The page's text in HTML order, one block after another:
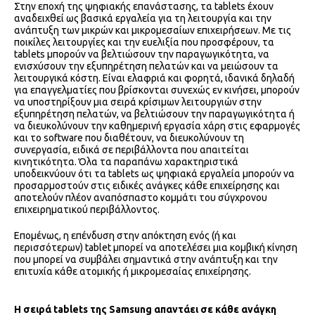
Στην εποχή της ψηφιακής επανάστασης, τα tablets έχουν
αναδειχθεί ως βασικά εργαλεία για τη λειτουργία και την
ανάπτυξη των μικρών και μικρομεσαίων επιχειρήσεων. Με τις
ποικίλες λειτουργίες και την ευελιξία που προσφέρουν, τα
tablets μπορούν να βελτιώσουν την παραγωγικότητα, να
ενισχύσουν την εξυπηρέτηση πελατών και να μειώσουν τα
λειτουργικά κόστη. Είναι ελαφριά και φορητά, ιδανικά δηλαδή
για επαγγελματίες που βρίσκονται συνεχώς εν κινήσει, μπορούν
να υποστηρίξουν μια σειρά κρίσιμων λειτουργιών στην
εξυπηρέτηση πελατών, να βελτιώσουν την παραγωγικότητα ή
να διευκολύνουν την καθημερινή εργασία χάρη στις εφαρμογές
και το software που διαθέτουν, να διευκολύνουν τη
συνεργασία, ειδικά σε περιβάλλοντα που απαιτείται
κινητικότητα. Όλα τα παραπάνω χαρακτηριστικά
υποδεικνύουν ότι τα tablets ως ψηφιακά εργαλεία μπορούν να
προσαρμοστούν στις ειδικές ανάγκες κάθε επιχείρησης και
αποτελούν πλέον αναπόσπαστο κομμάτι του σύγχρονου
επιχειρηματικού περιβάλλοντος.
Επομένως, η επένδυση στην απόκτηση ενός (ή και
περισσότερων) tablet μπορεί να αποτελέσει μια κομβική κίνηση
που μπορεί να συμβάλει σημαντικά στην ανάπτυξη και την
επιτυχία κάθε ατομικής ή μικρομεσαίας επιχείρησης.
Η σειρά tablets της Samsung απαντάει σε κάθε ανάγκη